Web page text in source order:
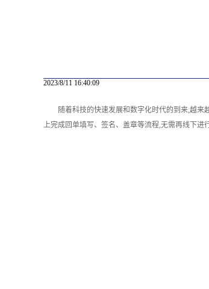
2023/8/11 16:40:09
随着科技的快速发展和数字化时代的到来,越
上完成回单填写、签名、盖章等流程,无需再线下进